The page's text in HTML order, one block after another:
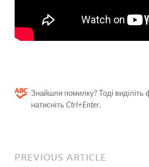
Знайшли помилку? Тоді виділіть
натисніть Ctrl+Enter.
PREVIOUS ARTICLE